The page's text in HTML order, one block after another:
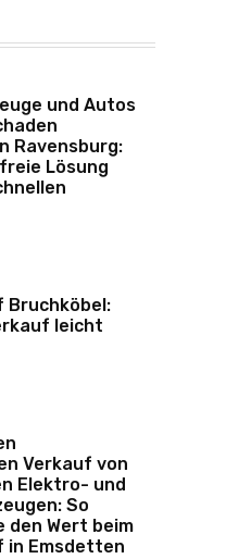
und Autos
Ravensburg:
Lösung
Bruchköbel:
leicht
Verkauf von
Elektro- und
So
den Wert beim
in Emsdetten